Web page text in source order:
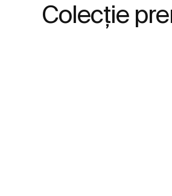
Colecție